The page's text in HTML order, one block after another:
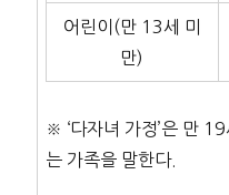
어린이(만 13세 미
만)
※ ‘다자녀 가정’은 만
는 가족을 말한다.